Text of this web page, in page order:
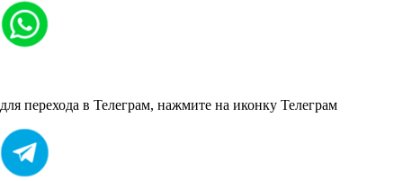
для перехода в Телеграм, нажмите на иконку Телеграм